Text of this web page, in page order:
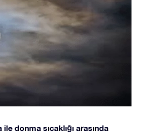
donma sıcaklığı arasında